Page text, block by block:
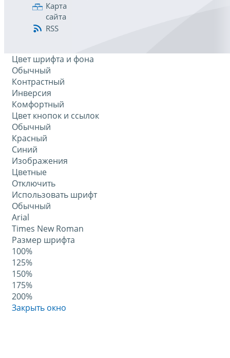
Карта
сайта
RSS
Цвет шрифта и фона
Обычный
Контрастный
Инверсия
Комфортный
Цвет кнопок и ссылок
Обычный
Красный
Синий
Изображения
Цветные
Отключить
Использовать шрифт
Обычный
Arial
Times New Roman
Размер шрифта
100%
125%
150%
175%
200%
Закрыть окно